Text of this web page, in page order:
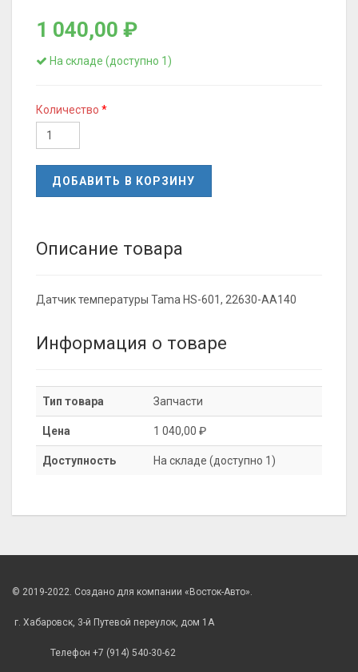
1 040,00 ₽
На складе (доступно 1)
Количество
ДОБАВИТЬ В КОРЗИНУ
Описание товара
Датчик температуры Tama HS-601, 22630-AA140
Информация о товаре
Тип товара Запчасти
Цена 1 040,00 ₽
Доступность На складе (доступно 1)
© 2019-2022. Создано для компании «Восток-Авто».
г. Хабаровск, 3-й Путевой переулок, дом 1А
Телефон +7 (914) 540-30-62